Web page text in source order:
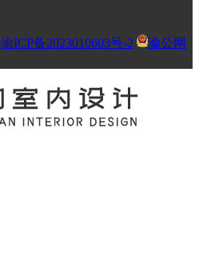
渝ICP备2023010603号-2
渝公网